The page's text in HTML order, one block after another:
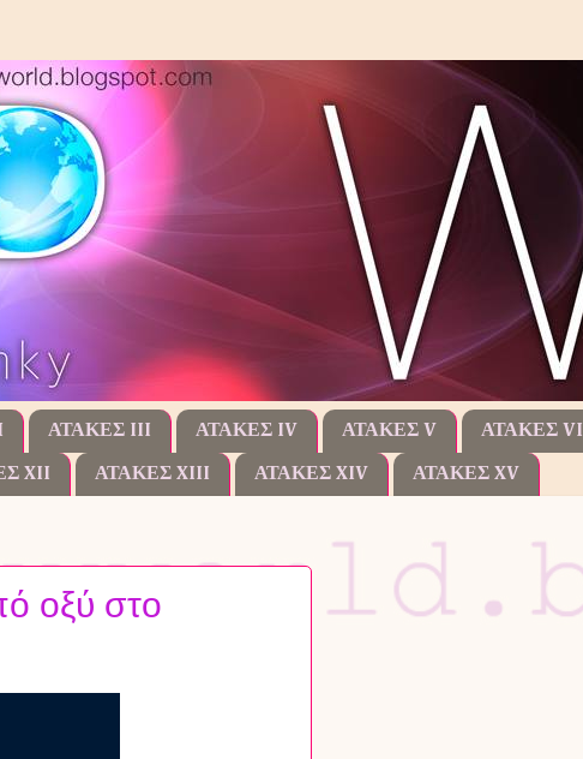
ΑΤΑΚΕΣ III ΑΤΑΚΕΣ IV ΑΤΑΚΕΣ V ΑΤΑΚΕΣ VI
XII ΑΤΑΚΕΣ XIII ΑΤΑΚΕΣ XIV ΑΤΑΚΕΣ XV
οξύ στο